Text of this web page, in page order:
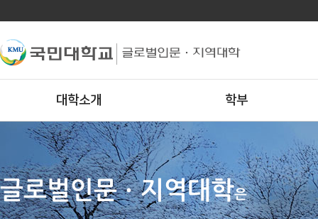
대학소개 학부
글로벌인문ㆍ지역대학은